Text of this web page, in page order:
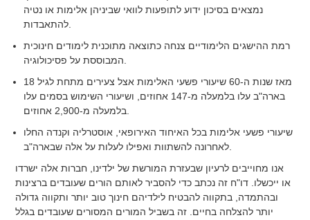
נמצאים בסיכון ידוע לתופעות לוואי שביניהן אלימות או נטיה
להתאבדות.
רמת ההישגים הלימודיים צנחה כתוצאה מתוכנית לימודים חינוכית
המבוססת על פסיכולוגיה.
מאז שנות ה-60 שיעורי פשעי האלימות אצל צעירים מתחת לגיל 18
בארה"ב עלו בלמעלה מ-147 אחוזים, ושיעורי השימוש בסמים עלו
בלמעלה מ-2,900 אחוזים.
שיעורי פשעי אלימות בכל האיחוד האירופאי, אוסטרליה וקנדה החלו
לאחרונה להשתוות ואפילו לעלות על אלה שבארה"ב.
אנו מחוייבים לרעיון שבעזרת המורשת של ילדינו, חברות אלה ישרדו
או ייכשלו. דו"ח זה נכתב כדי להסביר לאותם הורים שעובדים ברצינות
ובהתמדה, בתקווה להבטיח לילדיהם חינוך טוב יותר ותקווה גדולה
יותר להצלחה בחיים. זה בשביל המורים המסורים שעובדים בגלל